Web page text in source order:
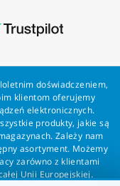
doświadczeniem,
klientom oferujemy
elektronicznych.
produkty, jakie są
Zależy nam
asortyment. Możemy
zarówno z klientami
Unii Europejskiej.